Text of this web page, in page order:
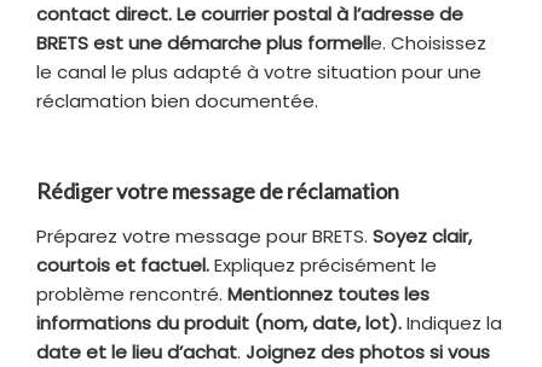
contact direct. Le courrier postal à l’adresse de
BRETS est une démarche plus formelle. Choisissez
le canal le plus adapté à votre situation pour une
réclamation bien documentée.
Rédiger votre message de réclamation
Préparez votre message pour BRETS. Soyez clair,
courtois et factuel.Expliquez précisément le
problème rencontré. Mentionnez toutes les
informations du produit (nom, date, lot).Indiquez la
date et le lieu d’achat. Joignez des photos si vous